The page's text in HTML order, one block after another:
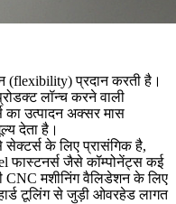
(flexibility) प्रदान करती है।
लॉन्च करने वाली
का उत्पादन अक्सर मास
देता है।
के लिए प्रासंगिक है,
फास्टनर्स जैसे कॉम्पोनेंट्स कई
CNC मशीनिंग वैलिडेशन के लिए
टूलिंग से जुड़ी ओवरहेड लागत